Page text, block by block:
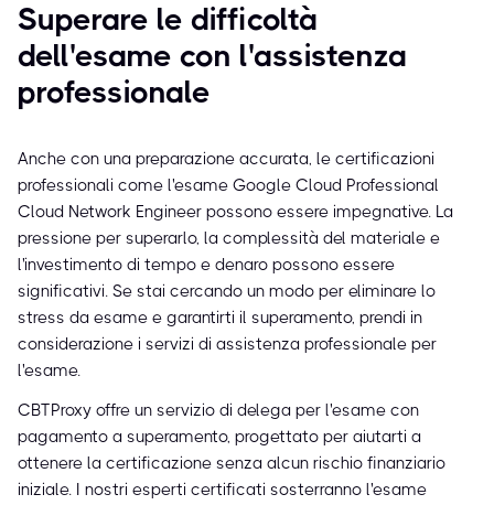
Superare le difficoltà
dell'esame con l'assistenza
professionale
Anche con una preparazione accurata, le certificazioni
professionali come l'esame Google Cloud Professional
Cloud Network Engineer possono essere impegnative. La
pressione per superarlo, la complessità del materiale e
l'investimento di tempo e denaro possono essere
significativi. Se stai cercando un modo per eliminare lo
stress da esame e garantirti il superamento, prendi in
considerazione i servizi di assistenza professionale per
l'esame.
CBTProxy offre un servizio di delega per l'esame con
pagamento a superamento, progettato per aiutarti a
ottenere la certificazione senza alcun rischio finanziario
iniziale. I nostri esperti certificati sosterranno l'esame